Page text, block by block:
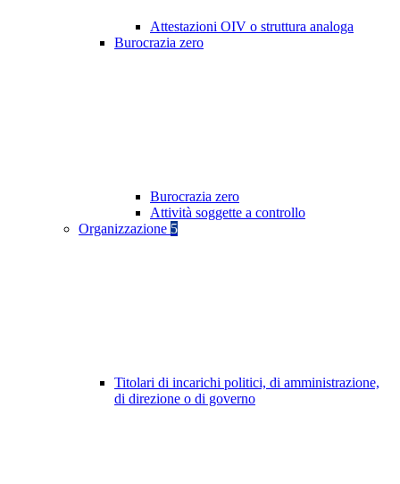
Attestazioni OIV o struttura analoga
Burocrazia zero
Burocrazia zero
Attività soggette a controllo
Organizzazione 5
Titolari di incarichi politici, di amministrazione,
di direzione o di governo